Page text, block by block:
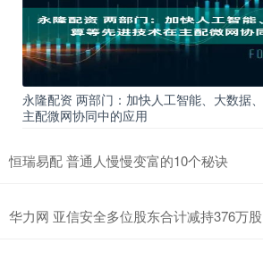
永隆配资 两部门：加快人工智能、大数据
主配微网协同中的应用
恒瑞易配 普通人慢慢变富的10个秘诀
华力网 亚信安全多位股东合计减持376万股